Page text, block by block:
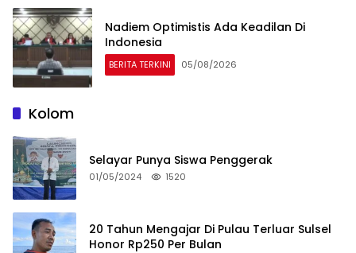
Nadiem Optimistis Ada Keadilan Di
Indonesia
BERITA TERKINI 05/08/2026
Kolom
Selayar Punya Siswa Penggerak
01/05/2024 1520
20 Tahun Mengajar Di Pulau Terluar Sulsel
Honor Rp250 Per Bulan